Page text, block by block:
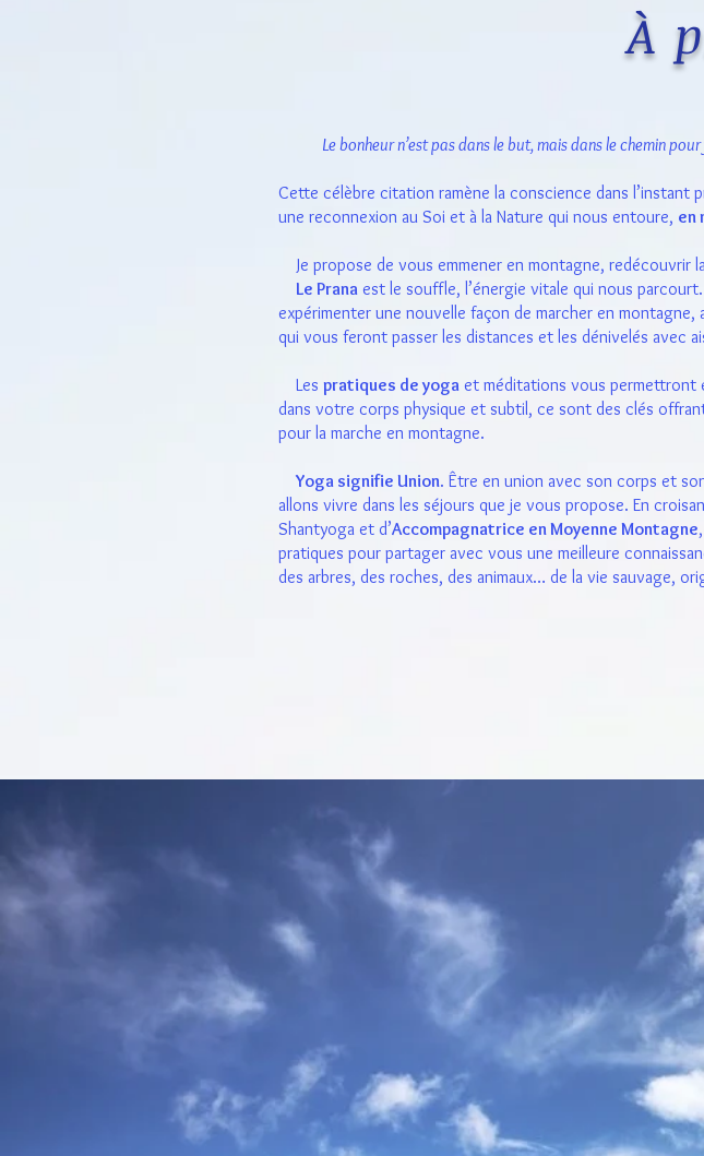
À
Le bonheur n’est pas dans le but, mais dans le chemin
Cette célèbre citation ramène la conscience dans l’instant
une reconnexion au Soi et à la Nature qui nous entoure, en
Je propose de vous emmener en montagne, redécouvrir
Le Prana est le souffle, l’énergie vitale qui nous
expérimenter une nouvelle façon de marcher en
qui vous feront passer les distances et les dénivelés avec
Les pratiques de yoga et méditations vous permettront
dans votre corps physique et subtil, ce sont des clés
pour la marche en montagne.
Yoga signifie Union. Être en union avec son corps et
allons vivre dans les séjours que je vous propose. En
Shantyoga et d’Accompagnatrice en Moyenne Montagne
pratiques pour partager avec vous une meilleure
des arbres, des roches, des animaux… de la vie sauvage,